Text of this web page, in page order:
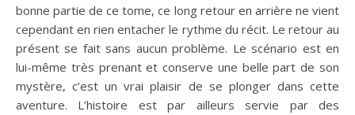
bonne partie de ce tome, ce long retour en arrière ne vient
cependant en rien entacher le rythme du récit. Le retour au
présent se fait sans aucun problème. Le scénario est en
lui-même très prenant et conserve une belle part de son
mystère, c’est un vrai plaisir de se plonger dans cette
aventure. L’histoire est par ailleurs servie par des